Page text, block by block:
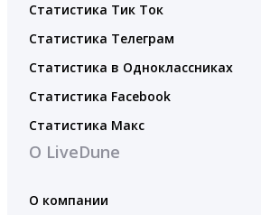
Статистика Тик Ток
Статистика Телеграм
Статистика в Одноклассниках
Статистика Facebook
Статистика Макс
О LiveDune
О компании